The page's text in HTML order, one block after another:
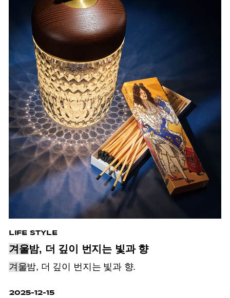
LIFE STYLE
겨울밤, 더 깊이 번지는 빛과 향
겨울밤, 더 깊이 번지는 빛과 향.
2025-12-15